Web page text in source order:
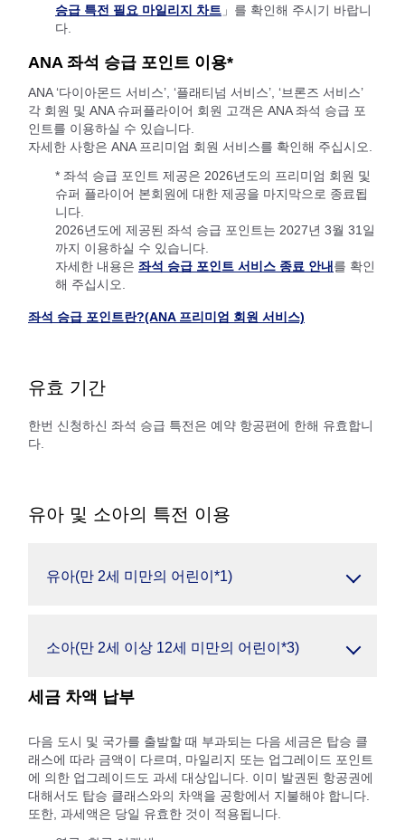
승급 특전 필요 마일리지 차트 」를 확인해 주시기 바랍니
다.
ANA 좌석 승급 포인트 이용*
ANA ‘다이아몬드 서비스’, ‘플래티넘 서비스’, ‘브론즈 서비스’
각 회원 및 ANA 슈퍼플라이어 회원 고객은 ANA 좌석 승급 포
인트를 이용하실 수 있습니다.
자세한 사항은 ANA 프리미엄 회원 서비스를 확인해 주십시오.
* 좌석 승급 포인트 제공은 2026년도의 프리미엄 회원 및
슈퍼 플라이어 본회원에 대한 제공을 마지막으로 종료됩
니다.
2026년도에 제공된 좌석 승급 포인트는 2027년 3월 31일
까지 이용하실 수 있습니다.
자세한 내용은 좌석 승급 포인트 서비스 종료 안내 를 확인
해 주십시오.
좌석 승급 포인트란?(ANA 프리미엄 회원 서비스)
유효 기간
한번 신청하신 좌석 승급 특전은 예약 항공편에 한해 유효합니
다.
유아 및 소아의 특전 이용
유아(만 2세 미만의 어린이*1)
소아(만 2세 이상 12세 미만의 어린이*3)
세금 차액 납부
다음 도시 및 국가를 출발할 때 부과되는 다음 세금은 탑승 클
래스에 따라 금액이 다르며, 마일리지 또는 업그레이드 포인트
에 의한 업그레이드도 과세 대상입니다. 이미 발권된 항공권에
대해서도 탑승 클래스와의 차액을 공항에서 지불해야 합니다.
또한, 과세액은 당일 유효한 것이 적용됩니다.